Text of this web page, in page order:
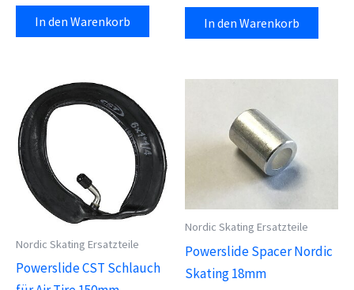
In den Warenkorb In den Warenkorb
Nordic Skating Ersatzteile
Powerslide CST Schlauch
Nordic Skating Ersatzteile
Powerslide Spacer Nordic
Skating 18mm